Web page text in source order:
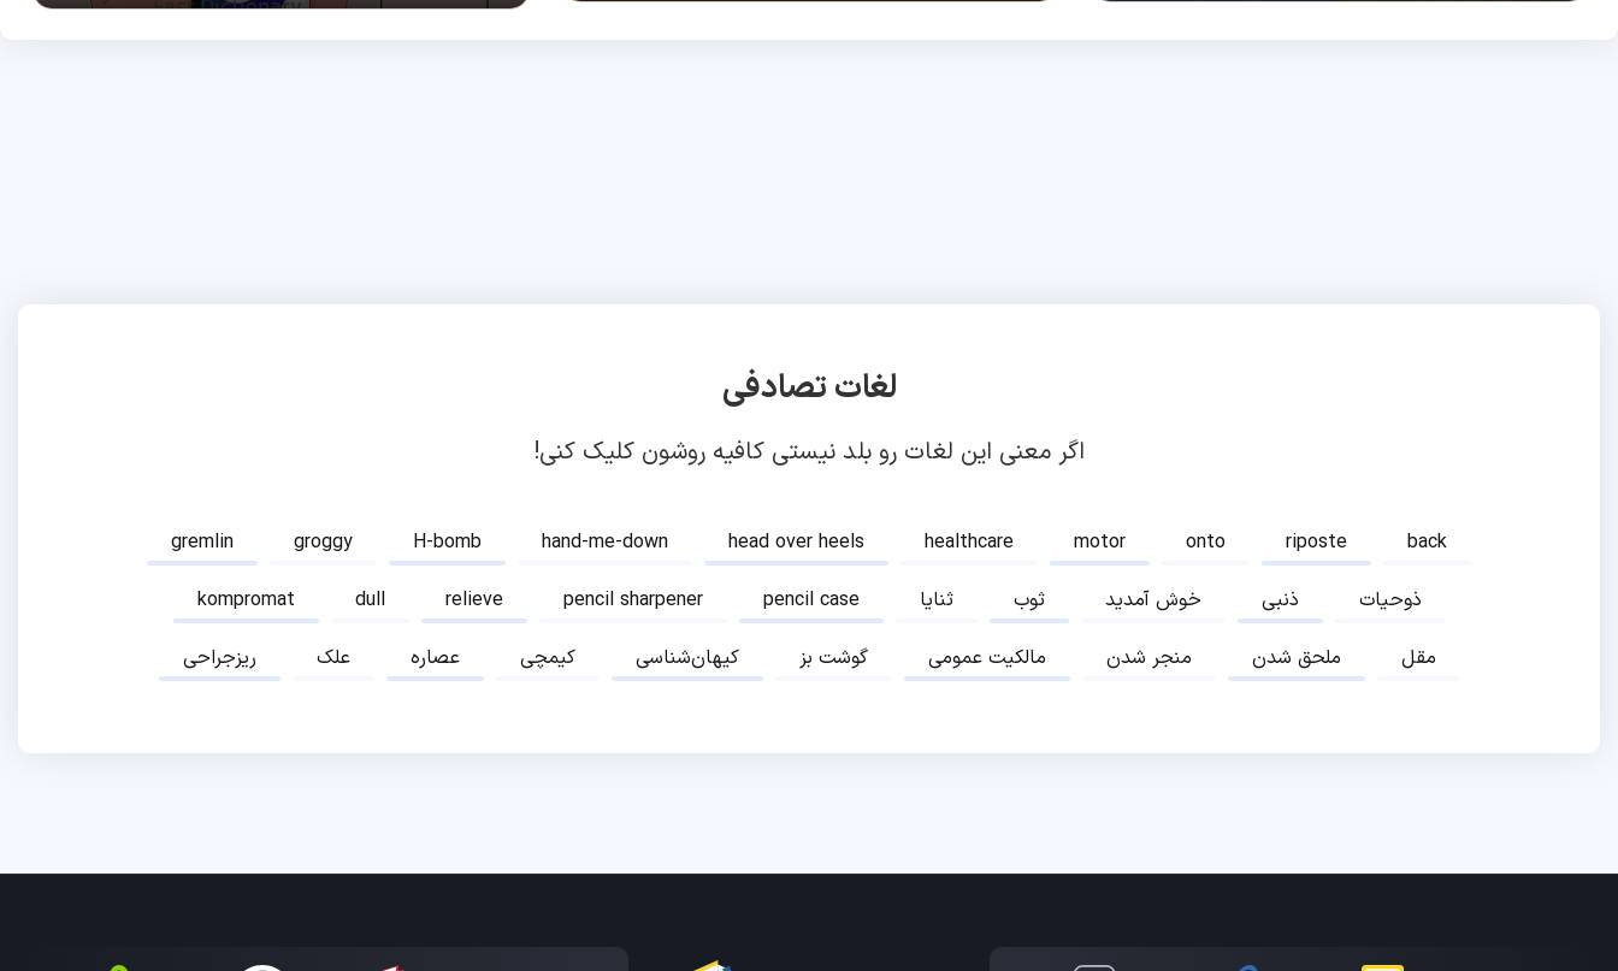
لغات تصادفی
اگر معنی این لغات رو بلد نیستی کافیه روشون کلیک کنی!
gremlin groggy H-bomb hand-me-down head over heels healthcare motor onto riposte
back
kompromat
dull relieve pencil sharpener pencil case ثنایا ثوب خوش آمدید ذنبی
ذوحیات
ریزجراحی
علک عصاره کیمچی کیهان‌شناسی گوشت بز مالکیت عمومی منجر شدن ملحق شدن مقل